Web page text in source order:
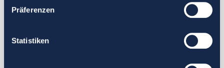
Präferenzen
Statistiken